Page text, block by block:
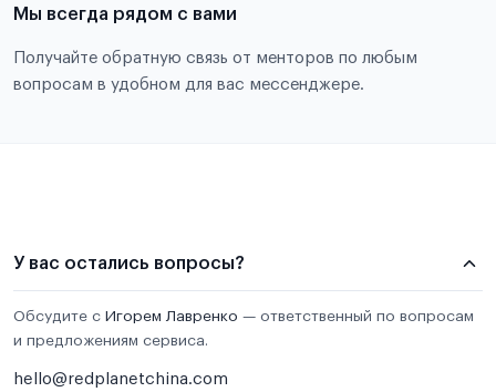
Мы всегда рядом с вами
Получайте обратную связь от менторов по любым
вопросам в удобном для вас мессенджере.
У вас остались вопросы?
Обсудите с Игорем Лавренко — ответственный по вопросам
и предложениям сервиса.
hello@redplanetchina.com